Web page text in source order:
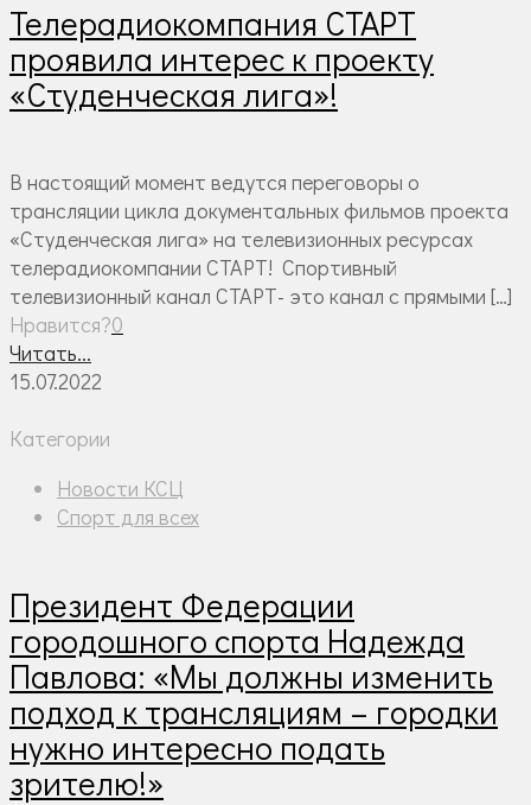
Телерадиокомпания СТАРТ
проявила интерес к проекту
«Студенческая лига»!
В настоящий момент ведутся переговоры о
трансляции цикла документальных фильмов проекта
«Студенческая лига» на телевизионных ресурсах
телерадиокомпании СТАРТ! Спортивный
телевизионный канал СТАРТ- это канал с прямыми […]
Нравится?0
Читать...
15.07.2022
Категории
Новости КСЦ
Спорт для всех
Президент Федерации
городошного спорта Надежда
Павлова: «Мы должны изменить
подход к трансляциям – городки
нужно интересно подать
зрителю!»